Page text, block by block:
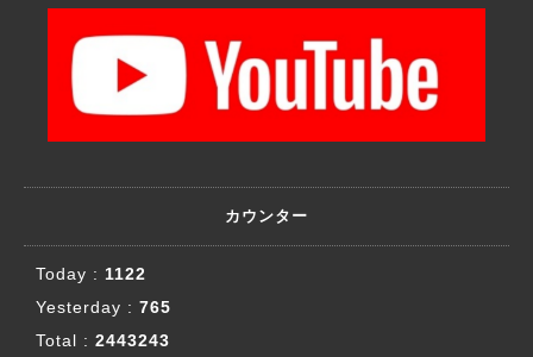
カウンター
Today : 1122
Yesterday : 765
Total : 2443243